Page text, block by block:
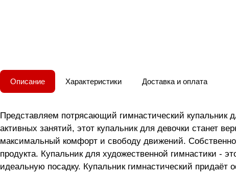
Описание Характеристики Доставка и оплата
Представляем потрясающий гимнастический
активных занятий, этот купальник для девочки станет
максимальный комфорт и свободу движений.
продукта. Купальник для художественной гимнастики -
идеальную посадку. Купальник гимнастический